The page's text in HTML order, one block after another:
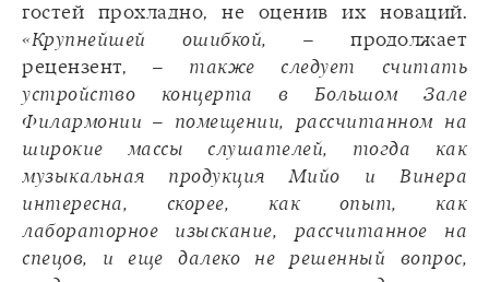
гостей прохладно, не оценив их новаций.
«Крупнейшей ошибкой,– продолжает
рецензент, – также следует считать
устройство концерта в Большом Зале
Филармонии – помещении, рассчитанном на
широкие массы слушателей, тогда как
музыкальная продукция Мийо и Винера
интересна, скорее, как опыт, как
лабораторное изыскание, рассчитанное на
спецов, и еще далеко не решенный вопрос,